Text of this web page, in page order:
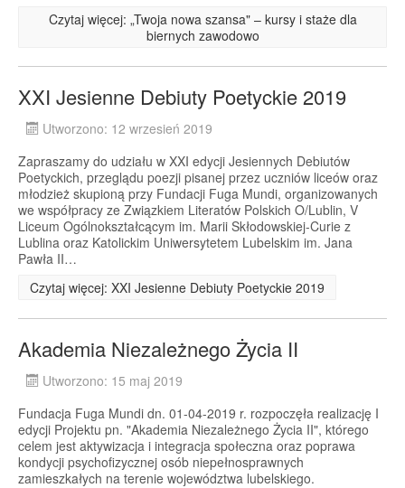
Czytaj więcej: „Twoja nowa szansa" – kursy i staże dla
biernych zawodowo
XXI Jesienne Debiuty Poetyckie 2019
Utworzono: 12 wrzesień 2019
Zapraszamy do udziału w XXI edycji Jesiennych Debiutów
Poetyckich, przeglądu poezji pisanej przez uczniów liceów oraz
młodzież skupioną przy Fundacji Fuga Mundi, organizowanych
we współpracy ze Związkiem Literatów Polskich O/Lublin, V
Liceum Ogólnokształcącym im. Marii Skłodowskiej-Curie z
Lublina oraz Katolickim Uniwersytetem Lubelskim im. Jana
Pawła II…
Czytaj więcej: XXI Jesienne Debiuty Poetyckie 2019
Akademia Niezależnego Życia II
Utworzono: 15 maj 2019
Fundacja Fuga Mundi dn. 01-04-2019 r. rozpoczęła realizację I
edycji Projektu pn. "Akademia Niezależnego Życia II", którego
celem jest aktywizacja i integracja społeczna oraz poprawa
kondycji psychofizycznej osób niepełnosprawnych
zamieszkałych na terenie województwa lubelskiego.